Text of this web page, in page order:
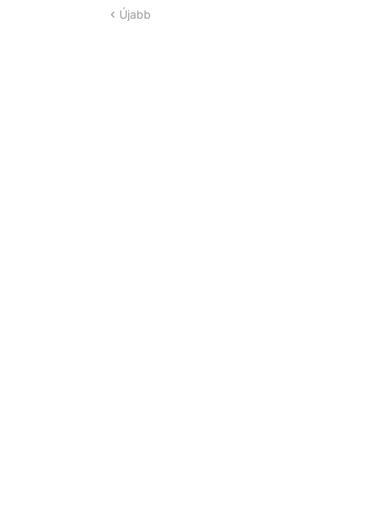
Újabb